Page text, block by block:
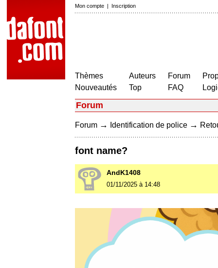
Mon compte | Inscription
Thèmes
Nouveautés
Auteurs
Top
Forum
FAQ
Forum
Forum → Identification de police →
font name?
AndK1408
01/11/2025 à 14:48